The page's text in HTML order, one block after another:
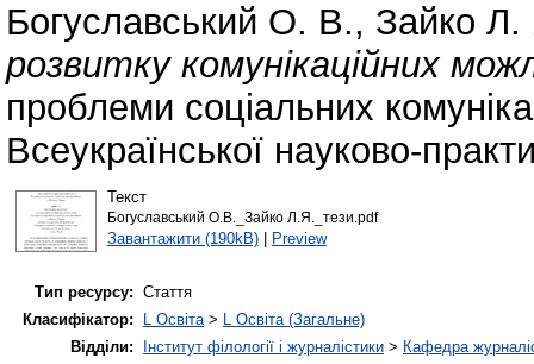
Богуславський О. В., Зайко
розвитку комунікаційних
проблеми соціальних
Всеукраїнської науково-
Текст
Богуславський О.В._Зайко Л.Я._тези.pdf
Завантажити (190kB)| Preview
Тип ресурсу: Стаття
Класифікатор:
L Освіта> L Освіта (Загальне)
Відділи:
Інститут філології і журналістики > Кафедра